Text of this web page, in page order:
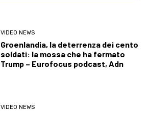
VIDEO NEWS
Groenlandia, la deterrenza dei cento
soldati: la mossa che ha fermato
Trump – Eurofocus podcast, Adn
VIDEO NEWS